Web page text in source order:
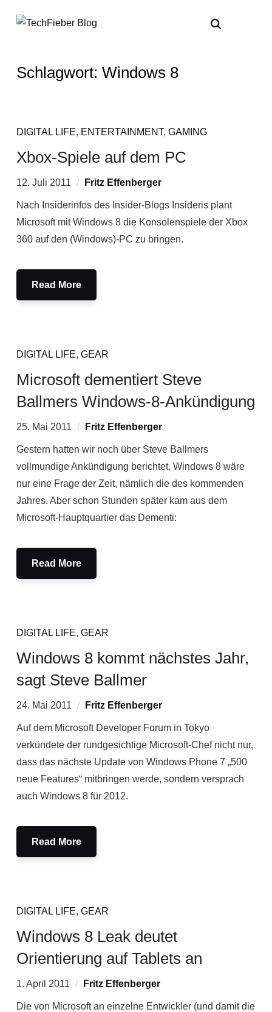
Schlagwort: Windows 8
DIGITAL LIFE, ENTERTAINMENT, GAMING
Xbox-Spiele auf dem PC
12. Juli 2011 Fritz Effenberger
Nach Insiderinfos des Insider-Blogs Insideris plant
Microsoft mit Windows 8 die Konsolenspiele der Xbox
360 auf den (Windows)-PC zu bringen.
Read More
DIGITAL LIFE, GEAR
Microsoft dementiert Steve
Ballmers Windows-8-Ankündigung
25. Mai 2011 Fritz Effenberger
Gestern hatten wir noch über Steve Ballmers
vollmundige Ankündigung berichtet, Windows 8 wäre
nur eine Frage der Zeit, nämlich die des kommenden
Jahres. Aber schon Stunden später kam aus dem
Microsoft-Hauptquartier das Dementi:
Read More
DIGITAL LIFE, GEAR
Windows 8 kommt nächstes Jahr,
sagt Steve Ballmer
24. Mai 2011 Fritz Effenberger
Auf dem Microsoft Developer Forum in Tokyo
verkündete der rundgesichtige Microsoft-Chef nicht nur,
dass das nächste Update von Windows Phone 7 „500
neue Features“ mitbringen werde, sondern versprach
auch Windows 8 für 2012.
Read More
DIGITAL LIFE, GEAR
Windows 8 Leak deutet
Orientierung auf Tablets an
1. April 2011 Fritz Effenberger
Die von Microsoft an einzelne Entwickler (und damit die